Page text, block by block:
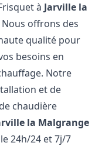
à Jarville la
Nous offrons des
qualité pour
besoins en
Notre
et de
chaudière
la Malgrange
24h/24 et 7j/7